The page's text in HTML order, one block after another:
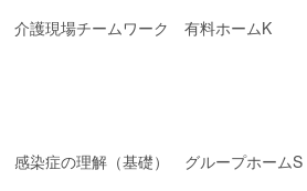
介護現場チームワーク 有料ホームK
感染症の理解（基礎） グループホームS